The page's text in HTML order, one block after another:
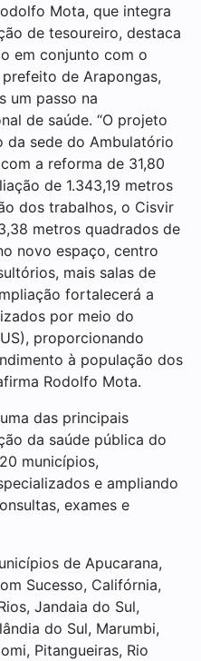
Mota, que integra
de tesoureiro, destaca
em conjunto com o
de Arapongas,
um passo na
de saúde. “O projeto
da sede do Ambulatório
a reforma de 31,80
de 1.343,19 metros
dos trabalhos, o Cisvir
metros quadrados de
novo espaço, centro
mais salas de
fortalecerá a
por meio do
proporcionando
à população dos
Rodolfo Mota.
das principais
da saúde pública do
municípios,
e ampliando
exames e
de Apucarana,
Sucesso, Califórnia,
Jandaia do Sul,
do Sul, Marumbi,
Pitangueiras, Rio